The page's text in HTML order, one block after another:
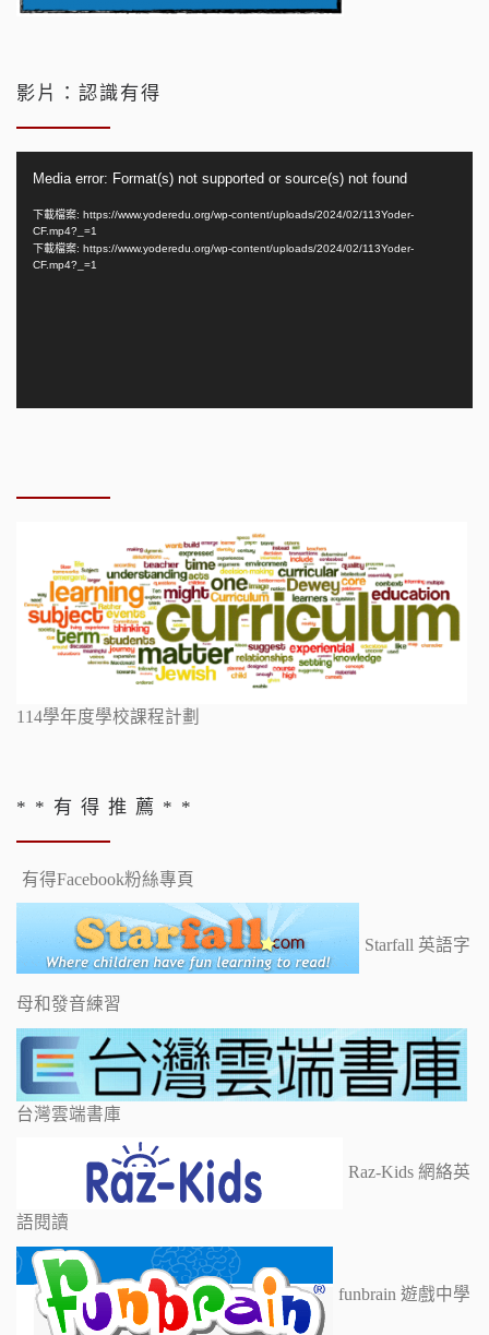
影片：認識有得
Media error: Format(s) not supported or source(s) not found
下載檔案: https://www.yoderedu.org/wp-content/uploads/2024/02/113Yoder-
CF.mp4?_=1
下載檔案: https://www.yoderedu.org/wp-content/uploads/2024/02/113Yoder-
CF.mp4?_=1
114學年度學校課程計劃
* * 有 得 推 薦 * *
有得Facebook粉絲專頁
Starfall 英語字
母和發音練習
台灣雲端書庫
Raz-Kids 網絡英
語閱讀
funbrain 遊戲中學